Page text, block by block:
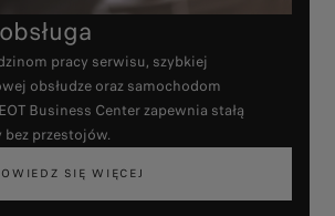
pracy serwisu, szybkiej
obsłudze oraz samochodom
Business Center zapewnia stałą
przestojów.
SIĘ WIĘCEJ